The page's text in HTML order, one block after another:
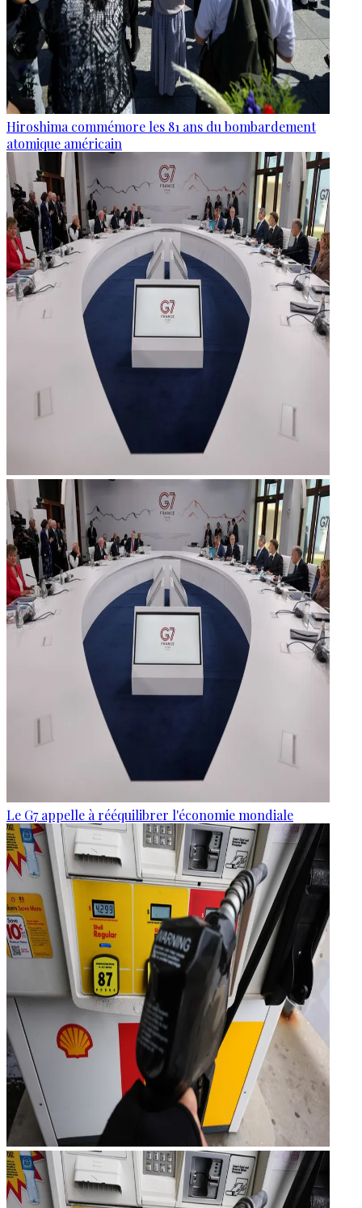
Hiroshima commémore les 81 ans du bombardement
atomique américain
Le G7 appelle à rééquilibrer l'économie mondiale